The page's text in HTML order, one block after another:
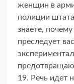
женщин в
полиции
знаете,
преследует
19. Речь идет